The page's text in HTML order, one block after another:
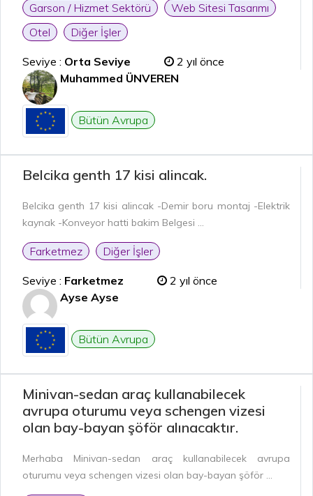
Garson / Hizmet Sektörü
Web Sitesi Tasarımı
Otel
Diğer İşler
Seviye : Orta Seviye
2 yıl önce
Muhammed ÜNVEREN
Bütün Avrupa
Belcika genth 17 kisi alincak.
Belcika genth 17 kisi alincak -Demir boru montaj -Elektrik
kaynak -Konveyor hatti bakim Belgesi ...
Farketmez Diğer İşler
Seviye : Farketmez
2 yıl önce
Ayse Ayse
Bütün Avrupa
Minivan-sedan araç kullanabilecek
avrupa oturumu veya schengen vizesi
olan bay-bayan şöför alınacaktır.
Merhaba Minivan-sedan araç kullanabilecek avrupa
oturumu veya schengen vizesi olan bay-bayan şöför ...